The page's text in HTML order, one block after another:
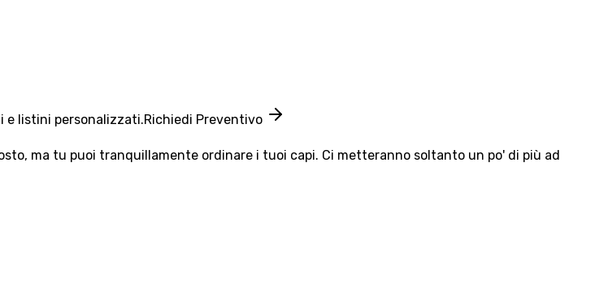
e listini personalizzati.Richiedi Preventivo
ma tu puoi tranquillamente ordinare i tuoi capi. Ci metteranno soltanto un po' di più ad